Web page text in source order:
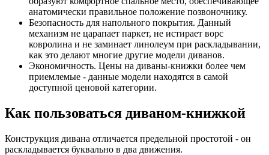
анатомически правильное положение позвоночнику.
Безопасность для напольного покрытия. Данный
механизм не царапает паркет, не истирает ворс
ковролина и не заминает линолеум при раскладывании,
как это делают многие другие модели диванов.
Экономичность. Цены на диваны-книжки более чем
приемлемые - данные модели находятся в самой
доступной ценовой категории.
Как пользоваться диваном-книжкой
Конструкция дивана отличается предельной простотой - он
раскладывается буквально в два движения.